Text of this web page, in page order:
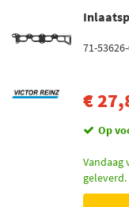
71-
€
Op
Vandaag
geleverd.